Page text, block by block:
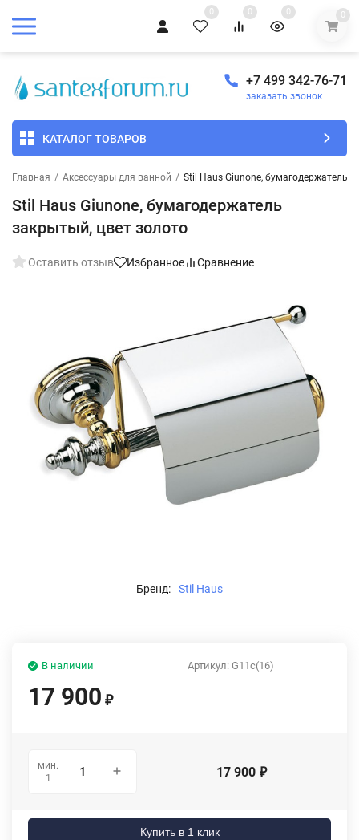
0 0 0 0
+7 499 342-76-71
заказать звонок
КАТАЛОГ ТОВАРОВ
Главная / Аксессуары для ванной / Stil Haus Giunone, бумагодержатель
Stil Haus Giunone, бумагодержатель
закрытый, цвет золото
Оставить отзыв Избранное Сравнение
Бренд: Stil Haus
Артикул: G11c(16)
В наличии
17 900 ₽
мин.
1
17 900 ₽
Купить в 1 клик